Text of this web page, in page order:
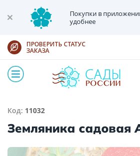
Покупки в
удобнее
ПРОВЕРИТЬ СТАТУС
ЗАКАЗА
Код: 11032
Земляника садовая